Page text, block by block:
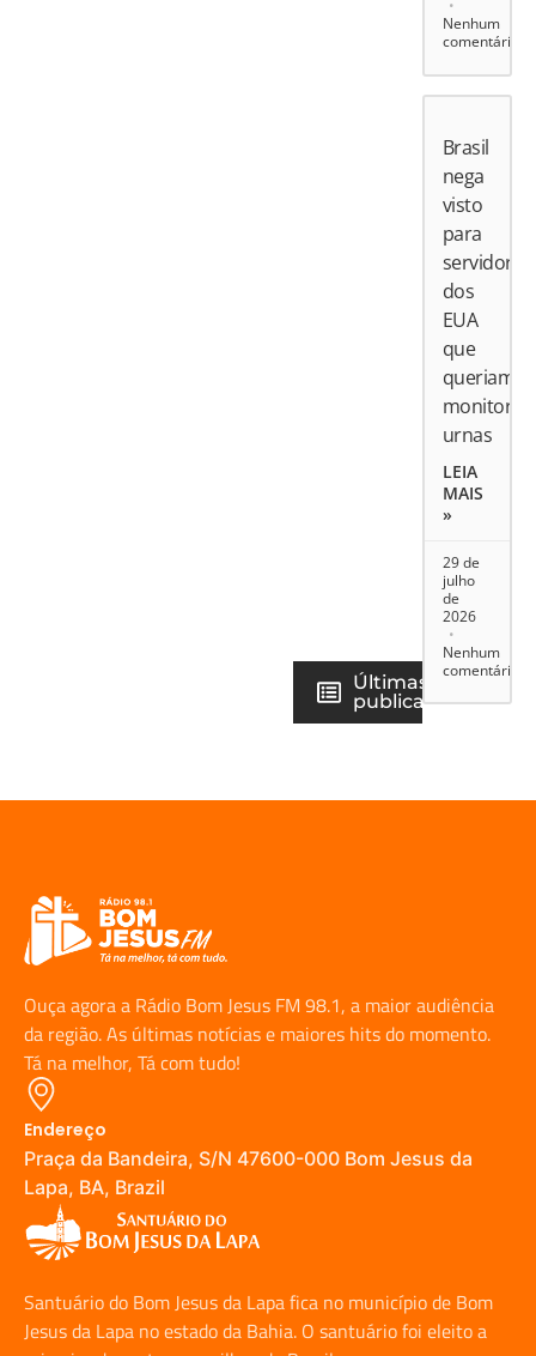
Últimas
publicações
Nenhum
comentário
Brasil
nega
visto
para
servidores
dos
EUA
que
queriam
monitorar
urnas
LEIA
MAIS
»
29 de
julho
de
2026
Nenhum
comentário
Ouça agora a Rádio Bom Jesus FM 98.1, a maior audiência
da região. As últimas notícias e maiores hits do momento.
Tá na melhor, Tá com tudo!
Endereço
Praça da Bandeira, S/N 47600-000 Bom Jesus da
Lapa, BA, Brazil
Santuário do Bom Jesus da Lapa fica no município de Bom
Jesus da Lapa no estado da Bahia. O santuário foi eleito a